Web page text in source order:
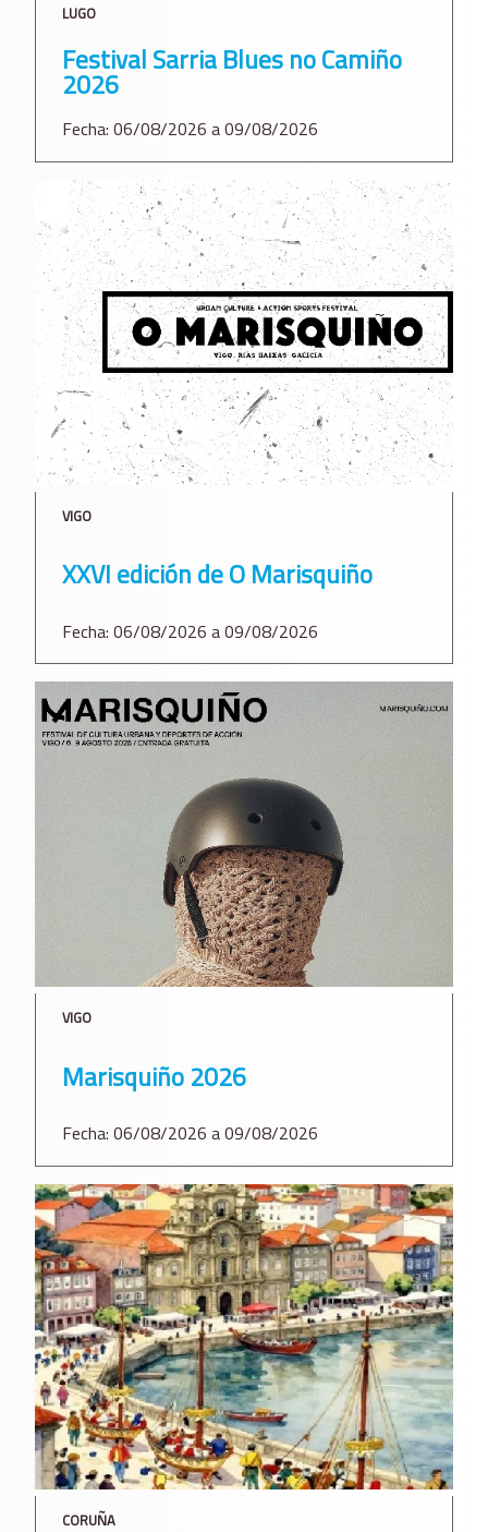
LUGO
Festival Sarria Blues no Camiño
2026
Fecha: 06/08/2026 a 09/08/2026
VIGO
XXVI edición de O Marisquiño
Fecha: 06/08/2026 a 09/08/2026
VIGO
Marisquiño 2026
Fecha: 06/08/2026 a 09/08/2026
CORUÑA